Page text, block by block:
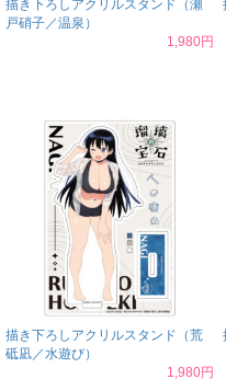
描き下ろしアクリルスタンド（瀬
戸硝子／温泉）
1,980円
描き下ろしアクリルスタンド（荒
砥凪／水遊び）
1,980円